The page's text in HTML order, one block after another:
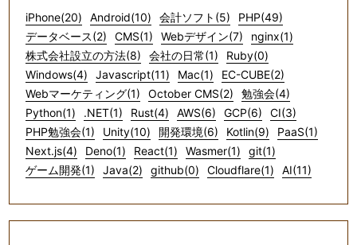
iPhone(20) Android(10) 会計ソフト(5)
PHP(49)
データベース(2)
CMS(1) Webデザイン(7)
nginx(1)
株式会社設立の方法(8)
会社の日常(1)
Ruby(0)
Windows(4)
Javascript(11) Mac(1)
EC-CUBE(2)
Webマーケティング(1)
October CMS(2)
勉強会(4)
Python(1)
.NET(1) Rust(4) AWS(6) GCP(6)
CI(3)
PHP勉強会(1)
Unity(10) 開発環境(6) Kotlin(9)
PaaS(1)
Next.js(4)
Deno(1) React(1) Wasmer(1)
git(1)
ゲーム開発(1)
Java(2) github(0) Cloudflare(1) AI(11)